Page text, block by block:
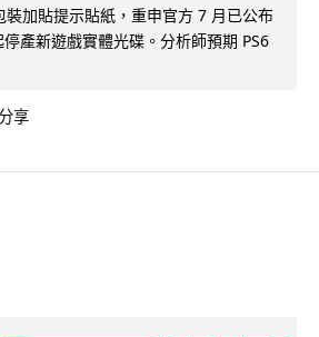
裝加貼提示貼紙，重申官方 7 月已公布
產新遊戲實體光碟。分析師預期 PS6
享